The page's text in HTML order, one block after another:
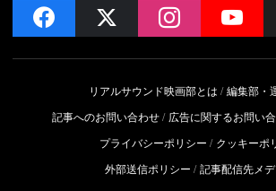
facebook instagram
リアルサウンド映画部とは
編集部・
記事へのお問い合わせ
広告に関するお問い
プライバシーポリシー
クッキーポ
外部送信ポリシー
記事配信先メ